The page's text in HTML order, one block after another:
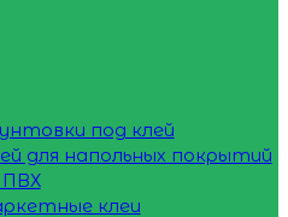
под клей
для напольных покрытий
ПВХ
клеи